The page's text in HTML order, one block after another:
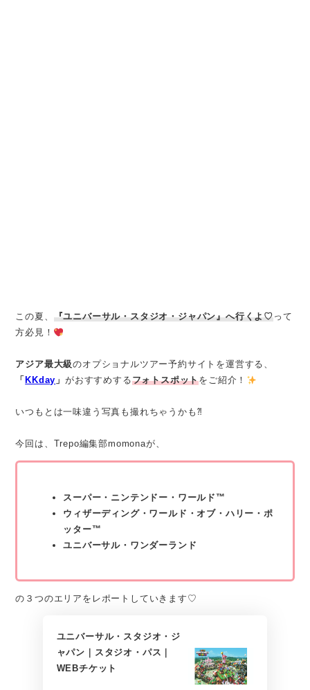
この夏、 『ユニバーサル・スタジオ・ジャパン』へ行くよ♡って
方必見！
アジア最大級のオプショナルツアー予約サイトを運営する、
「 KKday 」がおすすめするフォトスポットをご紹介！
いつもとは一味違う写真も撮れちゃうかも⁈
今回は、Trepo編集部momonaが、
スーパー・ニンテンドー・ワールド™
ウィザーディング・ワールド・オブ・ハリー・ポ
ッター™
ユニバーサル・ワンダーランド
の３つのエリアをレポートしていきます♡
ユニバーサル・スタジオ・ジ
ャパン｜スタジオ・パス｜
WEBチケット